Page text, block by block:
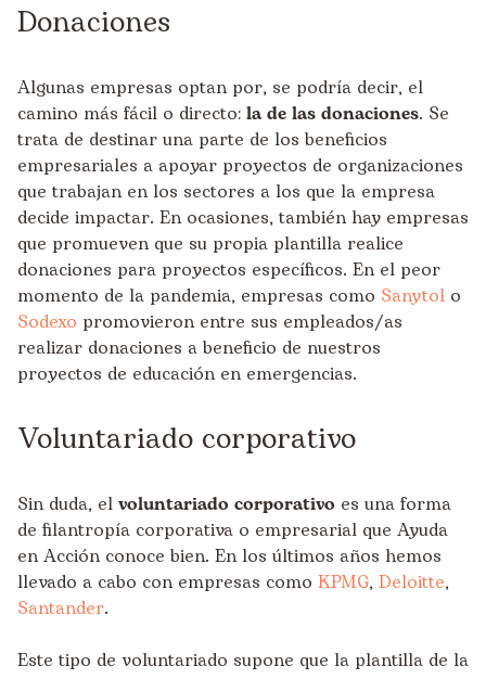
Donaciones
Algunas empresas optan por, se podría decir, el
camino más fácil o directo: la de las donaciones. Se
trata de destinar una parte de los beneficios
empresariales a apoyar proyectos de organizaciones
que trabajan en los sectores a los que la empresa
decide impactar. En ocasiones, también hay empresas
que promueven que su propia plantilla realice
donaciones para proyectos específicos. En el peor
momento de la pandemia, empresas como Sanytol o
Sodexo promovieron entre sus empleados/as
realizar donaciones a beneficio de nuestros
proyectos de educación en emergencias.
Voluntariado corporativo
Sin duda, el voluntariado corporativo es una forma
de filantropía corporativa o empresarial que Ayuda
en Acción conoce bien. En los últimos años hemos
llevado a cabo con empresas como KPMG, Deloitte,
Santander.
Este tipo de voluntariado supone que la plantilla de la